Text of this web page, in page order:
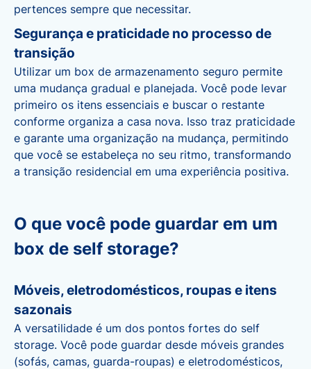
pertences sempre que necessitar.
Segurança e praticidade no processo de
transição
Utilizar um box de armazenamento seguro permite
uma mudança gradual e planejada. Você pode levar
primeiro os itens essenciais e buscar o restante
conforme organiza a casa nova. Isso traz praticidade
e garante uma organização na mudança, permitindo
que você se estabeleça no seu ritmo, transformando
a transição residencial em uma experiência positiva.
O que você pode guardar em um
box de self storage?
Móveis, eletrodomésticos, roupas e itens
sazonais
A versatilidade é um dos pontos fortes do self
storage. Você pode guardar desde móveis grandes
(sofás, camas, guarda-roupas) e eletrodomésticos,